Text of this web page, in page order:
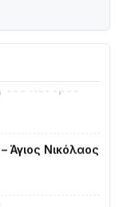
Κέντρου